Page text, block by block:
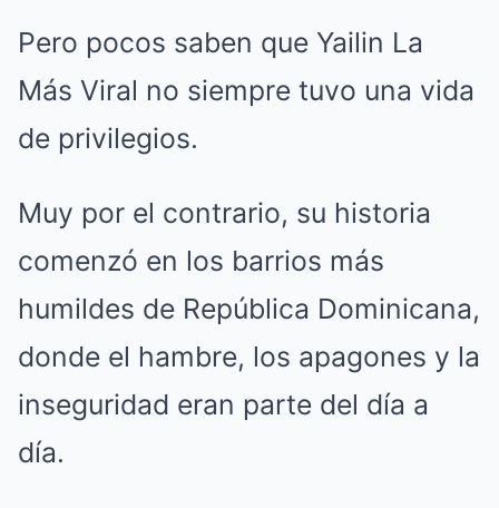
Pero pocos saben que Yailin La
Más Viral no siempre tuvo una vida
de privilegios.
Muy por el contrario, su historia
comenzó en los barrios más
humildes de República Dominicana,
donde el hambre, los apagones y la
inseguridad eran parte del día a
día.